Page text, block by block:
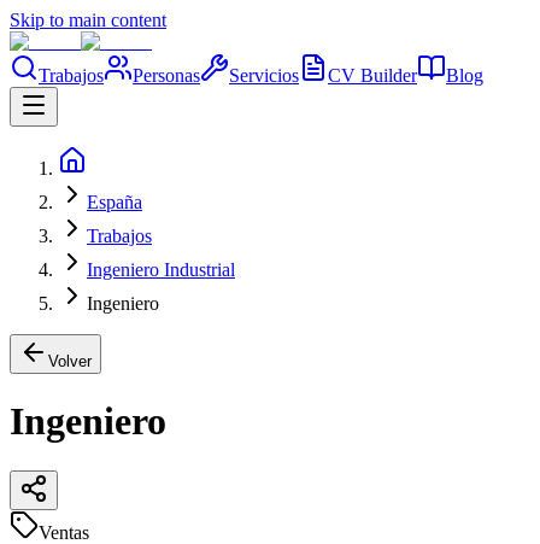
Skip to main content
Trabajos Personas Servicios CV Builder Blog
España
Trabajos
Ingeniero Industrial
Ingeniero
Volver
Ingeniero
Ventas